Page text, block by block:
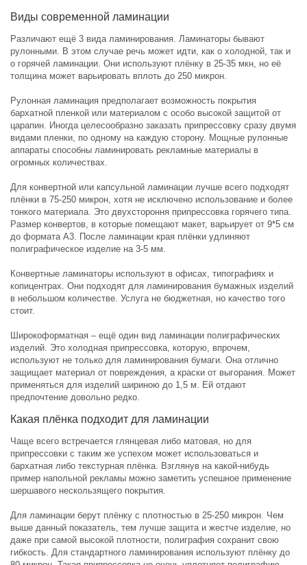
Виды современной ламинации
Различают ещё 3 вида ламинирования. Ламинаторы бывают
рулонными. В этом случае речь может идти, как о холодной, так и
о горячей ламинации. Они используют плёнку в 25-35 мкн, но её
толщина может варьировать вплоть до 250 микрон.
Рулонная ламинация предполагает возможность покрытия
бархатной пленкой или материалом с особо высокой защитой от
царапин. Иногда целесообразно заказать припрессовку сразу двумя
видами пленки, по одному на каждую сторону. Мощные рулонные
аппараты способны ламинировать рекламные материалы в
огромных количествах.
Для конвертной или капсульной ламинации лучше всего подходят
плёнки в 75-250 микрон, хотя не исключено использование и более
тонкого материала. Это двухстороння припрессовка горячего типа.
Размер конвертов, в которые помещают макет, варьирует от 9*5 см
до формата А3. После ламинации края плёнки удлиняют
полиграфическое изделие на 3-5 мм.
Конвертные ламинаторы используют в офисах, типографиях и
копицентрах. Они подходят для ламинирования бумажных изделий
в небольшом количестве. Услуга не бюджетная, но качество того
стоит.
Широкоформатная – ещё один вид ламинации полиграфических
изделий. Это холодная припрессовка, которую, впрочем,
используют не только для ламинирования бумаги. Она отлично
защищает материал от повреждения, а краски от выгорания. Может
применяться для изделий шириною до 1,5 м. Ей отдают
предпочтение довольно редко.
Какая плёнка подходит для ламинации
Чаще всего встречается глянцевая либо матовая, но для
припрессовки с таким же успехом может использоваться и
бархатная либо текстурная плёнка. Взглянув на какой-нибудь
пример напольной рекламы можно заметить успешное применение
шершавого нескользящего покрытия.
Для ламинации берут плёнку с плотностью в 25-250 микрон. Чем
выше данный показатель, тем лучше защита и жестче изделие, но
даже при самой высокой плотности, полиграфия сохранит свою
гибкость. Для стандартного ламинирования используют плёнку до